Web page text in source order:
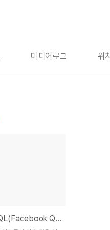
미디어로그 위
FACEBOOK FQL(Facebook Query Language)를 사용한 팬페이지 LIKE(좋아요) 체크